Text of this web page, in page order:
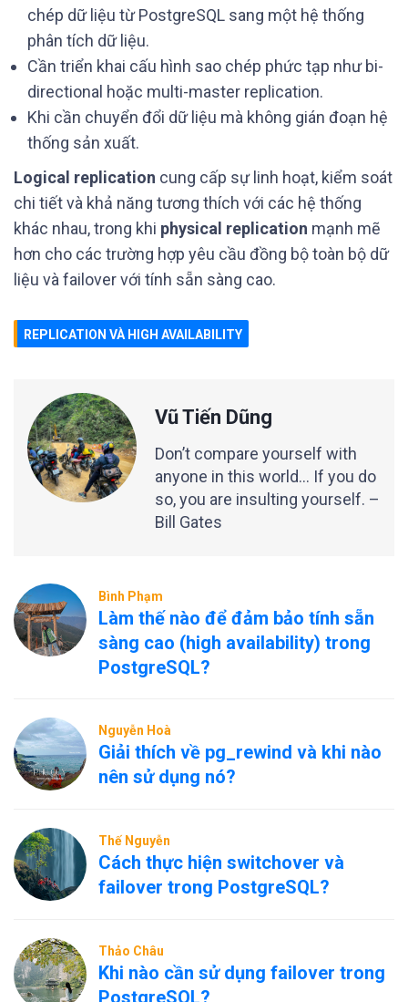
chép dữ liệu từ PostgreSQL sang một hệ thống
phân tích dữ liệu.
Cần triển khai cấu hình sao chép phức tạp như bi-
directional hoặc multi-master replication.
Khi cần chuyển đổi dữ liệu mà không gián đoạn hệ
thống sản xuất.
Logical replication cung cấp sự linh hoạt, kiểm soát
chi tiết và khả năng tương thích với các hệ thống
khác nhau, trong khi physical replication mạnh mẽ
hơn cho các trường hợp yêu cầu đồng bộ toàn bộ dữ
liệu và failover với tính sẵn sàng cao.
REPLICATION VÀ HIGH AVAILABILITY
Vũ Tiến Dũng
Don’t compare yourself with
anyone in this world… If you do
so, you are insulting yourself. –
Bill Gates
Bình Phạm
Làm thế nào để đảm bảo tính sẵn
sàng cao (high availability) trong
PostgreSQL?
Nguyễn Hoà
Giải thích về pg_rewind và khi nào
nên sử dụng nó?
Thế Nguyễn
Cách thực hiện switchover và
failover trong PostgreSQL?
Thảo Châu
Khi nào cần sử dụng failover trong
PostgreSQL?